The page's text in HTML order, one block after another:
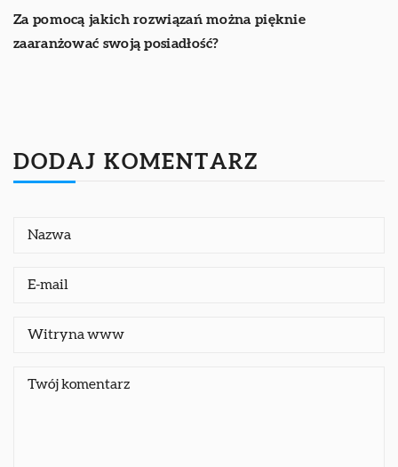
Za pomocą jakich rozwiązań można pięknie
zaaranżować swoją posiadłość?
DODAJ KOMENTARZ